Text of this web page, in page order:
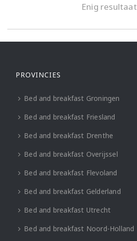
Enig resultaat
PROVINCIES
Bed and breakfast Groningen
Bed and breakfast Friesland
Bed and breakfast Drenthe
Bed and breakfast Overijssel
Bed and breakfast Flevoland
Bed and breakfast Gelderland
Bed and breakfast Utrecht
Bed and breakfast Noord-Holland